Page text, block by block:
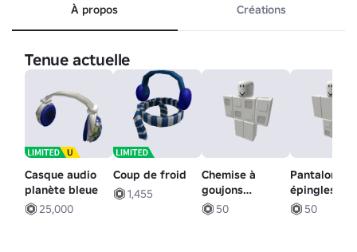
À propos Créations
Tenue actuelle
Casque audio
planète bleue
25,000
Coup de froid
1,455
Chemise à
goujons
universels
50
Pantalons à
épingles
universels
50